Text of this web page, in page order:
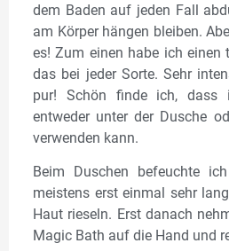
dem Baden auf jeden Fall
am Körper hängen bleiben.
es! Zum einen habe ich
das bei jeder Sorte. Sehr
pur! Schön finde ich, dass
entweder unter der Dusche
verwenden kann.
Beim Duschen befeuchte
meistens erst einmal sehr
Haut rieseln. Erst danach
Magic Bath auf die Hand und